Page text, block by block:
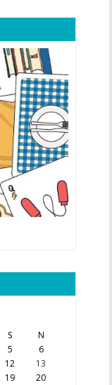
S N
5
6
12
13
19
20